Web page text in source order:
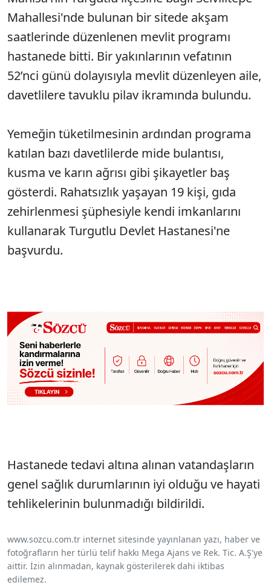
Mahallesi'nde bulunan bir sitede akşam
saatlerinde düzenlenen mevlit programı
hastanede bitti. Bir yakınlarının vefatının
52’nci günü dolayısıyla mevlit düzenleyen aile,
davetlilere tavuklu pilav ikramında bulundu.
Yemeğin tüketilmesinin ardından programa
katılan bazı davetlilerde mide bulantısı,
kusma ve karın ağrısı gibi şikayetler baş
gösterdi. Rahatsızlık yaşayan 19 kişi, gıda
zehirlenmesi şüphesiyle kendi imkanlarını
kullanarak Turgutlu Devlet Hastanesi'ne
başvurdu.
Hastanede tedavi altına alınan vatandaşların
genel sağlık durumlarının iyi olduğu ve hayati
tehlikelerinin bulunmadığı bildirildi.
www.sozcu.com.tr internet sitesinde yayınlanan yazı, haber ve
fotoğrafların her türlü telif hakkı Mega Ajans ve Rek. Tic. A.Ş'ye
aittir. İzin alınmadan, kaynak gösterilerek dahi iktibas
edilemez.